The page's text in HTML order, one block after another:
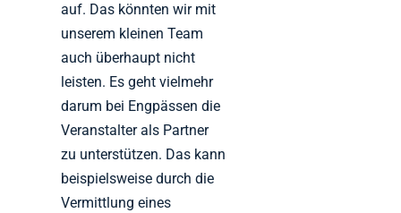
auf. Das könnten wir mit
unserem kleinen Team
auch überhaupt nicht
leisten. Es geht vielmehr
darum bei Engpässen die
Veranstalter als Partner
zu unterstützen. Das kann
beispielsweise durch die
Vermittlung eines